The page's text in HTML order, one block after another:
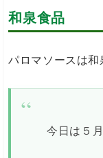
和泉食品
パロマソースは和
今日は５